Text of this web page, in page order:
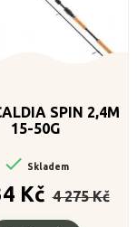
SPIN 2,4M
15-50G
 Skladem
Kč cena
4 275 Kč